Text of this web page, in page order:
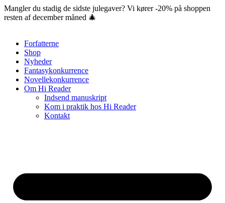
Videre
til
Mangler du stadig de sidste julegaver? Vi kører -20% på shoppen
resten af december måned 🎄
Forfatterne
Shop
Nyheder
Fantasykonkurrence
Novellekonkurrence
Om Hi Reader
Indsend manuskript
Kom i praktik hos Hi Reader
Kontakt